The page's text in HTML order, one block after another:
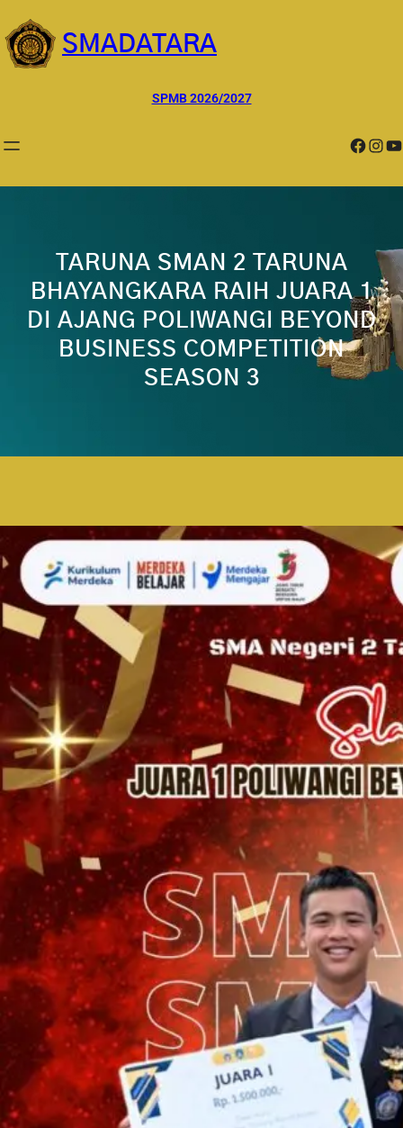
ke
konten
SMADATARA
SPMB 2026/2027
Facebook InstagramYouTube
TARUNA SMAN 2 TARUNA
BHAYANGKARA RAIH JUARA 1
DI AJANG POLIWANGI BEYOND
BUSINESS COMPETITION
SEASON 3